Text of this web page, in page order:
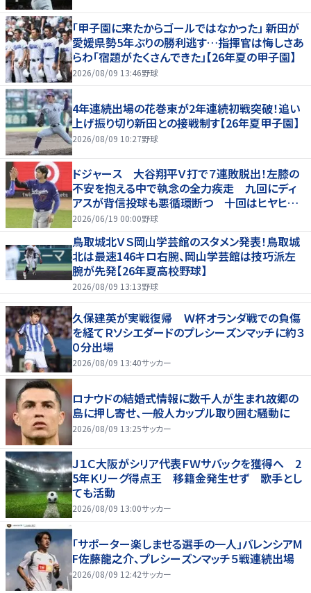
「甲子園に来たからゴールではなかった」 新田が
愛媛県勢5年ぶりの勝利逃す…指揮官は悔しさあ
らわ「宿題がたくさんできた」【26年夏の甲子園】
2026/08/09 13:46野球
4年連続出場の花巻東が2年連続初戦突破！追い
上げ振り切り新田との接戦制す【26年夏甲子園】
2026/08/09 10:27野球
ドジャース 大谷翔平Ｖ打で７連敗脱出！左膝の
不安を抱える中で執念の全力疾走 九回にディ
アスが背信投球も悪循環断つ 十回はヒヤヒヤ
もリード守る
2026/06/19 00:00野球
鳥取城北ＶＳ岡山学芸館のスタメン発表！鳥取城
北は最速146キロ右腕、岡山学芸館は技巧派左
腕が先発【26年夏高校野球】
2026/08/09 13:13野球
久保建英が実戦復帰 Ｗ杯オランダ戦での負傷
を経てＲソシエダードのプレシーズンマッチに約３
０分出場
2026/08/09 13:40サッカー
ロナウドの結婚式情報に数千人が生まれ故郷の
島に押し寄せ、一般人カップル取り囲む騒動に
2026/08/09 13:25サッカー
Ｊ１Ｃ大阪がシリア代表ＦＷサバックを獲得へ 2
5年Ｋリーグ得点王 移籍金発生せず 歌手とし
ても活動
2026/08/09 13:00サッカー
「サポーター楽しませる選手の一人」バレンシアM
F佐藤龍之介、プレシーズンマッチ５戦連続出場
2026/08/09 12:42サッカー